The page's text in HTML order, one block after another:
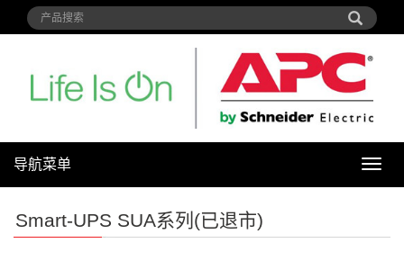
导
导航菜单
Smart-UPS SUA系列(已退市)